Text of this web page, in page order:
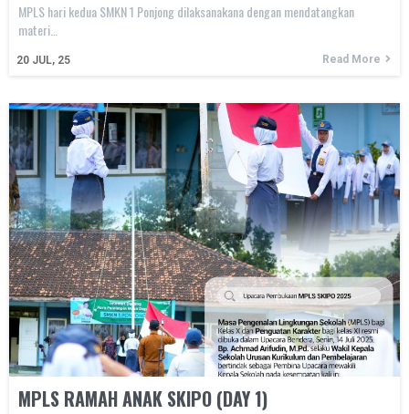
20 JUL, 25
MPLS hari kedua SMKN 1 Ponjong dilaksanakana dengan mendatangkan
materi…
Read More
MPLS RAMAH ANAK SKIPO (DAY 1)